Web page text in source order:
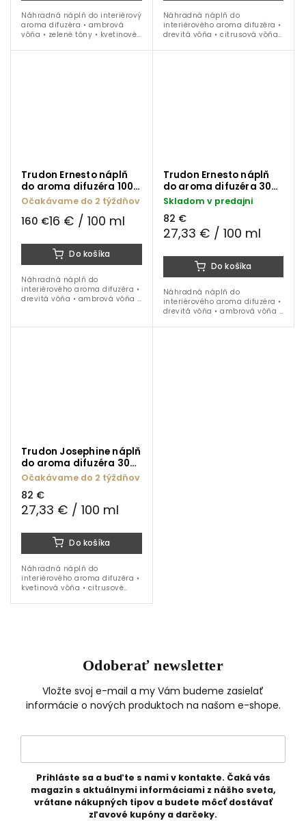
Náhradná náplň do interiérový
aroma difuzéra • ambrová
vôňa • zelené tóny • kvetinové
300 ml
Náhradná náplň do
interiérového aroma difuzéra •
drevitá vôňa • citrusová vôňa •
ml
Trudon Ernesto náplň
do aroma difuzéra 1000
ml
Očakávame do 2 týždňov
160 €16 € / 100 ml
Do košíka
Náhradná náplň do
interiérového aroma difuzéra •
drevitá vôňa • ambrová vôňa •
Trudon Ernesto náplň
do aroma difuzéra 300
ml
Skladom v predajni
82 €
27,33 € / 100 ml
Do košíka
Náhradná náplň do
interiérového aroma difuzéra •
drevitá vôňa • ambrová vôňa •
300 ml
Trudon Josephine náplň
do aroma difuzéra 300
ml
Očakávame do 2 týždňov
82 €
27,33 € / 100 ml
Do košíka
Náhradná náplň do
interiérového aroma difuzéra •
kvetinová vôňa • citrusové
santalové drevo • 300 ml
Odoberať newsletter
Vložte svoj e-mail a my Vám budeme zasielať
informácie o nových produktoch na našom e-shope.
Prihláste sa a buďte s nami v kontakte. Čaká vás
magazín s aktuálnymi informáciami z nášho sveta,
vrátane nákupných tipov a budete môcť dostávať
zľavové kupóny a darčeky.